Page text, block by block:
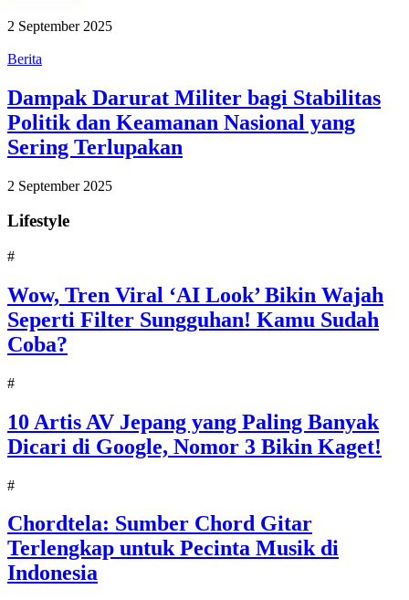
2 September 2025
Berita
Dampak Darurat Militer bagi Stabilitas
Politik dan Keamanan Nasional yang
Sering Terlupakan
2 September 2025
Lifestyle
#
Wow, Tren Viral ‘AI Look’ Bikin Wajah
Seperti Filter Sungguhan! Kamu Sudah
Coba?
#
10 Artis AV Jepang yang Paling Banyak
Dicari di Google, Nomor 3 Bikin Kaget!
#
Chordtela: Sumber Chord Gitar
Terlengkap untuk Pecinta Musik di
Indonesia